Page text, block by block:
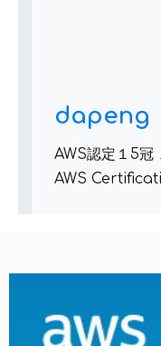
dapeng
AWS認定１5
AWS